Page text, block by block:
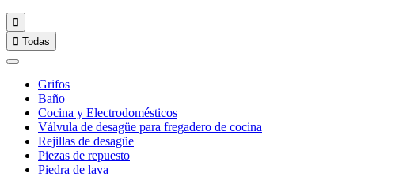

 Todas
Grifos
Baño
Cocina y Electrodomésticos
Válvula de desagüe para fregadero de cocina
Rejillas de desagüe
Piezas de repuesto
Piedra de lava